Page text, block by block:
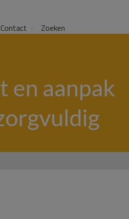
Contact Zoeken
en aanpak